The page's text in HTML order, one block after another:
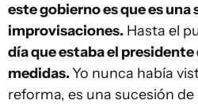
este gobierno es que es una
improvisaciones. Hasta el
día que estaba el
medidas.Yo nunca había
reforma, es una sucesión